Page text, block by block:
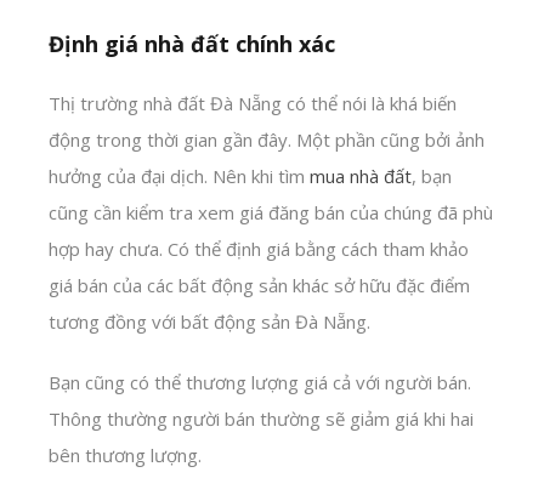
Định giá nhà đất chính xác
Thị trường nhà đất Đà Nẵng có thể nói là khá biến
động trong thời gian gần đây. Một phần cũng bởi ảnh
hưởng của đại dịch. Nên khi tìm mua nhà đất, bạn
cũng cần kiểm tra xem giá đăng bán của chúng đã phù
hợp hay chưa. Có thể định giá bằng cách tham khảo
giá bán của các bất động sản khác sở hữu đặc điểm
tương đồng với bất động sản Đà Nẵng.
Bạn cũng có thể thương lượng giá cả với người bán.
Thông thường người bán thường sẽ giảm giá khi hai
bên thương lượng.